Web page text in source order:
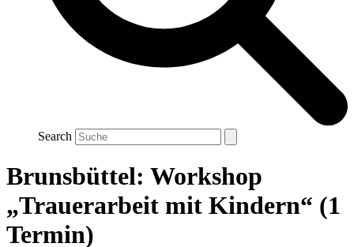
Search
Brunsbüttel: Workshop
„Trauerarbeit mit Kindern“ (1
Termin)